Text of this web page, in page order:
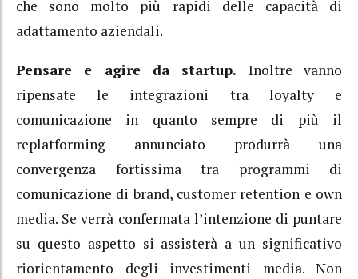
che sono molto più rapidi delle capacità di
adattamento aziendali.
Pensare e agire da startup. Inoltre vanno
ripensate le integrazioni tra loyalty e
comunicazione in quanto sempre di più il
replatforming annunciato produrrà una
convergenza fortissima tra programmi di
comunicazione di brand, customer retention e own
media. Se verrà confermata l’intenzione di puntare
su questo aspetto si assisterà a un significativo
riorientamento degli investimenti media. Non